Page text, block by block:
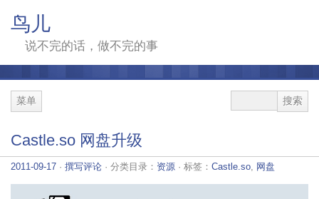
鸟儿
说不完的话，做不完的事
菜单
Castle.so 网盘升级
2011-09-17 · 撰写评论 · 分类目录： 资源 · 标签： Castle.so 网盘